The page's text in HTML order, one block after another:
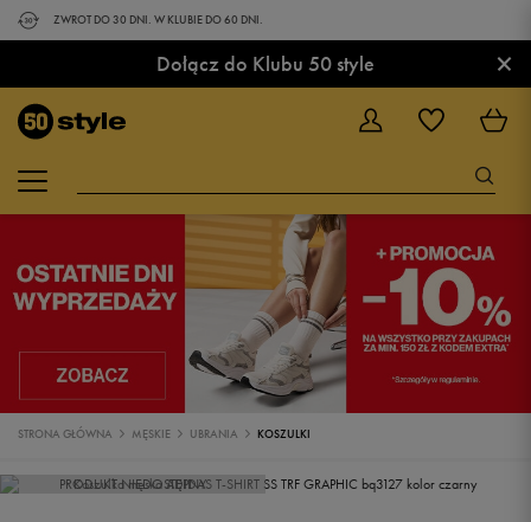
ZWROT DO 30 DNI. W KLUBIE DO 60 DNI.
Dołącz do Klubu 50 style ×
STRONA GŁÓWNA MĘSKIE UBRANIA KOSZULKI
PRODUKT NIEDOSTĘPNY